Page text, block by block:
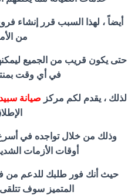
أيضاً ، لهذا السبب قرر إنشاء
من
حتى يكون قريب من الجميع
في أي وقت
لذلك ، يقدم لكم مركز صيانة
وذلك من خلال تواجده في
أوقات الأزمات
حيث أنك فور طلبك للدعم من
المتميز سوف